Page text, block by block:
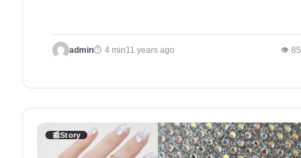
admin 4 min11 years ago 👁 85
📰Story